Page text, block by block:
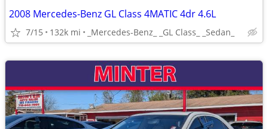
2008 Mercedes-Benz GL Class 4MATIC 4dr 4.6L
7/15 132k mi _Mercedes-Benz_ _GL Class_ _Sedan_